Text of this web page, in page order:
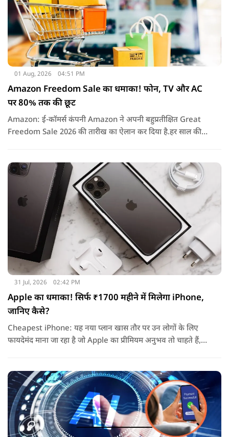
01 Aug, 2026 04:51 PM
Amazon Freedom Sale का धमाका! फोन, TV और AC
पर 80% तक की छूट
Amazon: ई-कॉमर्स कंपनी Amazon ने अपनी बहुप्रतीक्षित Great
Freedom Sale 2026 की तारीख का ऐलान कर दिया है.हर साल की
31 Jul, 2026 02:42 PM
Apple का धमाका! सिर्फ ₹1700 महीने में मिलेगा iPhone,
जानिए कैसे?
Cheapest iPhone: यह नया प्लान खास तौर पर उन लोगों के लिए
फायदेमंद माना जा रहा है जो Apple का प्रीमियम अनुभव तो चाहते हैं,